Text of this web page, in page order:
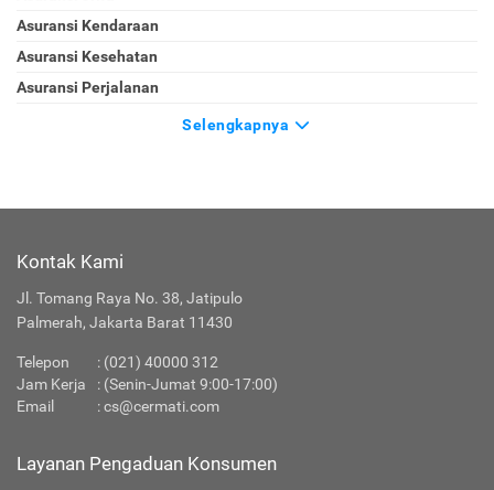
Asuransi Kendaraan
Asuransi Kesehatan
Asuransi Perjalanan
Selengkapnya
Kontak Kami
Jl. Tomang Raya No. 38, Jatipulo
Palmerah, Jakarta Barat 11430
Telepon : (021) 40000 312
Jam Kerja
: (Senin-Jumat 9:00-17:00)
Email
:cs@cermati.com
Layanan Pengaduan Konsumen